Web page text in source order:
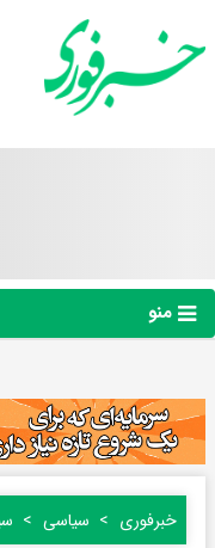
منو
خبرفوری سیاسی